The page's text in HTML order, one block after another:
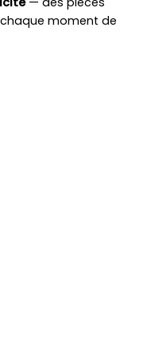
moment de